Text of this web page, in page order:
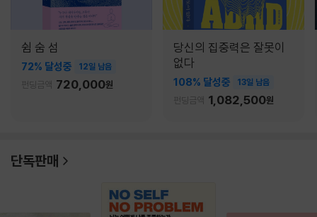
쉼 숨 섬
72% 달성중 12일 남음
펀딩금액 720,000원
당신의 집중력은 잘못이
없다
108% 달성중 13일 남음
펀딩금액 1,082,500원
단독판매